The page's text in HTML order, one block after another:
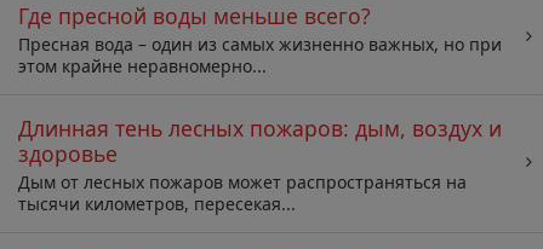
Где пресной воды меньше всего?
Пресная вода – один из самых жизненно важных, но при
этом крайне неравномерно...
Длинная тень лесных пожаров: дым, воздух и
здоровье
Дым от лесных пожаров может распространяться на
тысячи километров, пересекая...